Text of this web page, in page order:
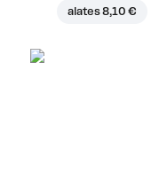
alates8,10 €